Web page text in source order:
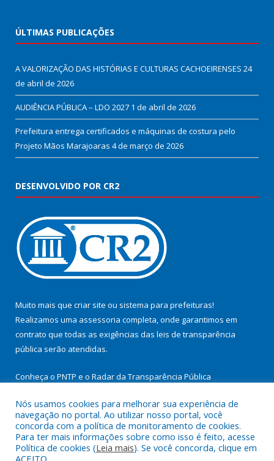
ÚLTIMAS PUBLICAÇÕES
A VALORIZAÇÃO DAS HISTÓRIAS E CULTURAS CACHOEIRENSES 24
de abril de 2026
AUDIÊNCIA PÚBLICA – LDO 2027 1 de abril de 2026
Prefeitura entrega certificados e máquinas de costura pelo
Projeto Mãos Marajoaras 4 de março de 2026
DESENVOLVIDO POR CR2
Muito mais que criar site ou sistema para prefeituras!
Realizamos uma assessoria completa, onde garantimos em
contrato que todas as exigências das leis de transparência
pública serão atendidas.
Conheça o PNTP e o Radar da Transparência Pública
Todos os direitos reservados a Prefeitura Municipal de
Cachoeira do Arari.
Nós usamos cookies para melhorar sua experiência de
navegação no portal. Ao utilizar nosso portal, você
concorda com a política de monitoramento de cookies.
Para ter mais informações sobre como isso é feito, acesse
Política de cookies (Leia mais). Se você concorda, clique em
ACEITO.